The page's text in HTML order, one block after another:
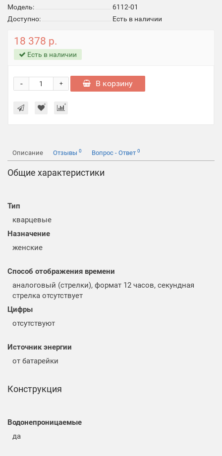
Модель:
6112-01
Доступно:
Есть в наличии
18 378 р.
Есть в наличии
+
- В корзину
Описание Отзывы 0 Вопрос - Ответ 0
Общие характеристики
Тип
кварцевые
Назначение
женские
Способ отображения времени
аналоговый (стрелки), формат 12 часов, секундная
стрелка отсутствует
Цифры
отсутствуют
Источник энергии
от батарейки
Конструкция
Водонепроницаемые
да